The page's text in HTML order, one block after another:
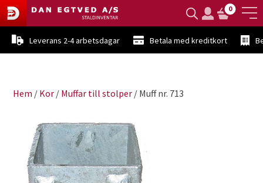
Leverans 2-4 arbetsdagar Betala med kreditkort
0
Hem / Kor / Muffar till stolper / Muff nr. 713